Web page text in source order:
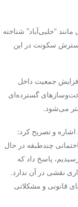
“حلبی‌آباد” شناخته
سکونت در این
جمعیت داخل
گسترده‌ای
می‌شود.
و تصریح کرد:
چندطبقه در حال
پاسخ داد که
نقشی در آن ندارد.
قانونی و مشکلاتی